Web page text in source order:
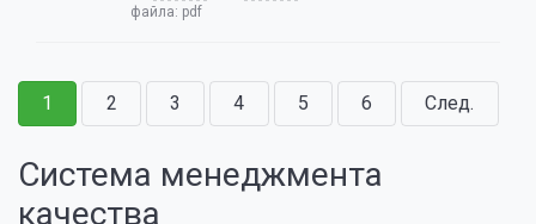
файла: pdf
1 2 3 4 5 6 След.
Система менеджмента
качества